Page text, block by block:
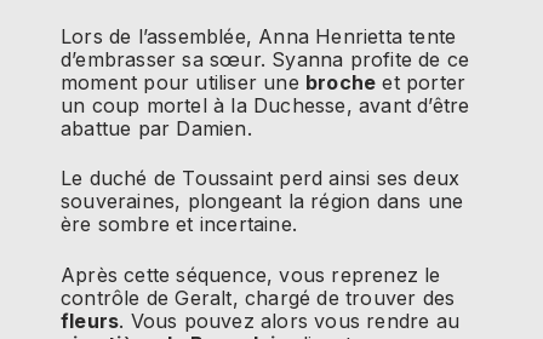
Lors de l’assemblée, Anna Henrietta tente
d’embrasser sa sœur. Syanna profite de ce
moment pour utiliser une broche et porter
un coup mortel à la Duchesse, avant d’être
abattue par Damien.
Le duché de Toussaint perd ainsi ses deux
souveraines, plongeant la région dans une
ère sombre et incertaine.
Après cette séquence, vous reprenez le
contrôle de Geralt, chargé de trouver des
fleurs. Vous pouvez alors vous rendre au